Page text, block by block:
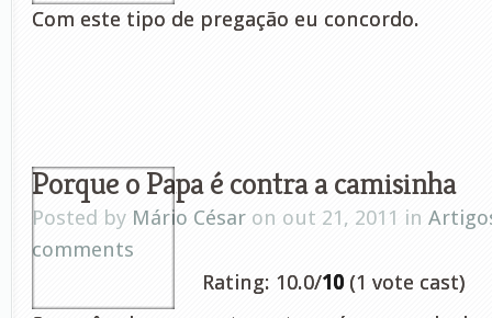
Com este tipo de pregação eu concordo.
Porque o Papa é contra a camisinha
Posted by Mário César on out 21, 2011 in
comments
Rating: 10.0/10 (1 vote cast)